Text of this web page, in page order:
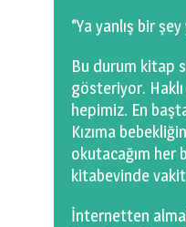
“Ya yanlış bir
Bu durum kitap
gösteriyor.
hepimiz. En
Kızıma
okutacağım her
kitabevinde
İnternetten